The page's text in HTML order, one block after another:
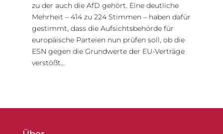
zu der auch die AfD gehört. Eine deutliche
Mehrheit – 414 zu 224 Stimmen – haben dafür
gestimmt, dass die Aufsichtsbehörde für
europäische Parteien nun prüfen soll, ob die
ESN gegen die Grundwerte der EU-Verträge
verstößt…